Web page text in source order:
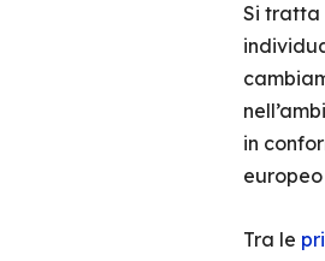
Si tratta
in
Tra le